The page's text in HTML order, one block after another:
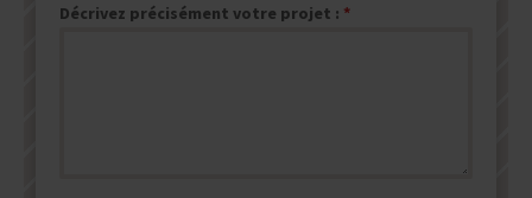
Décrivez précisément votre projet :